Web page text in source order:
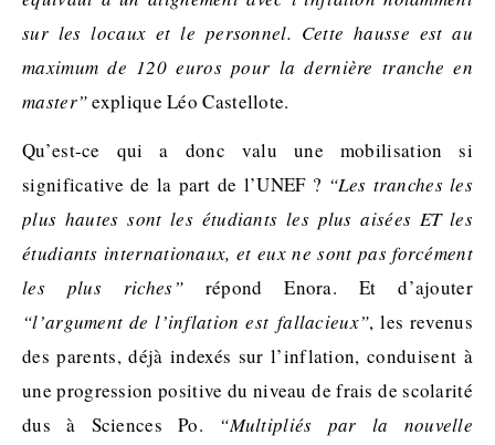
sur les locaux et le personnel. Cette hausse est au
maximum de 120 euros pour la dernière tranche en
master”explique Léo Castellote.
Qu’est-ce qui a donc valu une mobilisation si
significative de la part de l’UNEF ? “Les tranches les
plus hautes sont les étudiants les plus aisées ET les
étudiants internationaux, et eux ne sont pas forcément
les plus riches”répond Enora. Et d’ajouter
“l’argument de l’inflation est fallacieux”, les revenus
des parents, déjà indexés sur l’inflation, conduisent à
une progression positive du niveau de frais de scolarité
dus à Sciences Po. “Multipliés par la nouvelle